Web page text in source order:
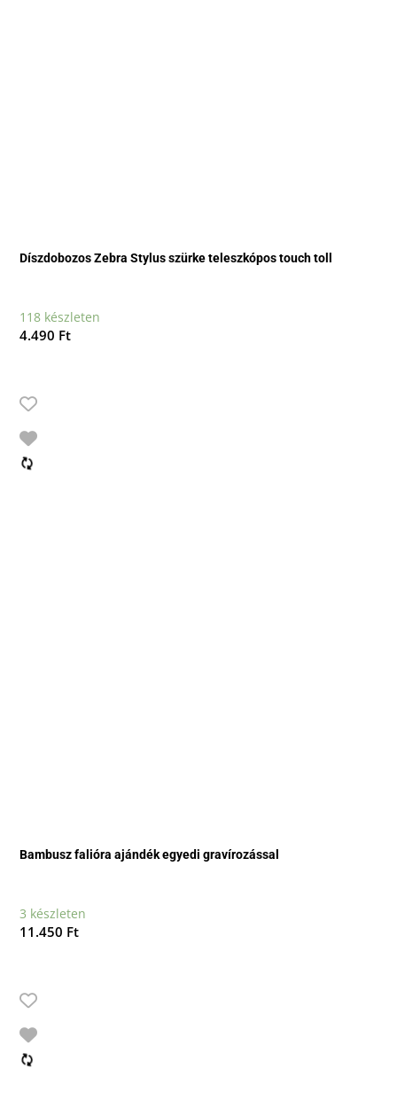
Díszdobozos Zebra Stylus szürke teleszkópos touch toll
118 készleten
4.490 Ft
Bambusz falióra ajándék egyedi gravírozással
3 készleten
11.450 Ft